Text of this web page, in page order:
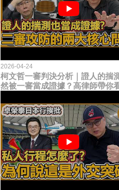
2026-04-24
柯文哲一審判決分析｜證人的揣
然被一審當成證據？高律師帶你